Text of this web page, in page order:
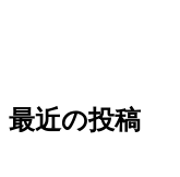
最近の投稿